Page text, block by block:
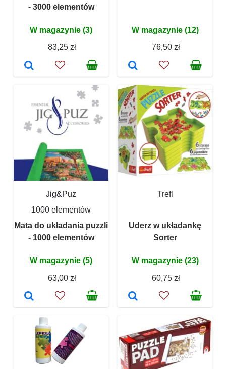
- 3000 elementów
W magazynie (3)
83,25 zł
W magazynie (12)
76,50 zł
Jig&Puz
1000 elementów
Mata do układania puzzli
- 1000 elementów
W magazynie (5)
63,00 zł
Trefl
Uderz w układankę
Sorter
W magazynie (23)
60,75 zł